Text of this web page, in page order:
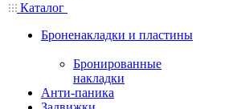
Каталог
Броненакладки и пластины
Бронированные
накладки
Анти-паника